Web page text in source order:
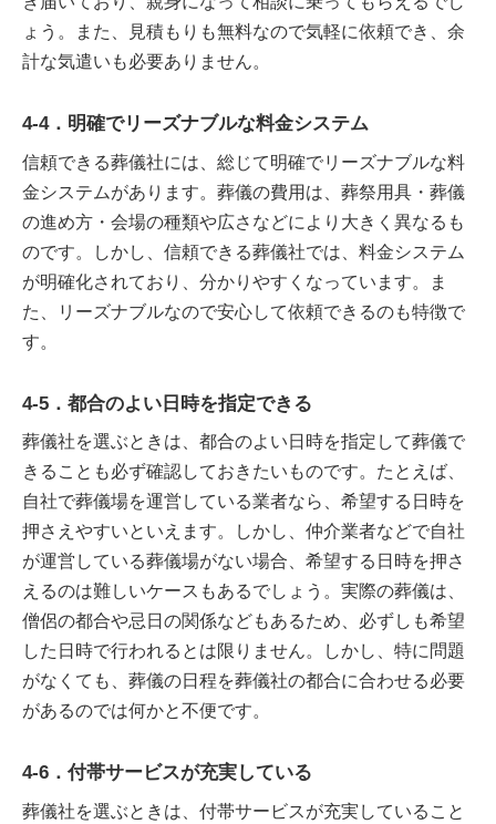
ょう。また、見積もりも無料なので気軽に依頼でき、余
計な気遣いも必要ありません。
4-4．明確でリーズナブルな料金システム
信頼できる葬儀社には、総じて明確でリーズナブルな料
金システムがあります。葬儀の費用は、葬祭用具・葬儀
の進め方・会場の種類や広さなどにより大きく異なるも
のです。しかし、信頼できる葬儀社では、料金システム
が明確化されており、分かりやすくなっています。ま
た、リーズナブルなので安心して依頼できるのも特徴で
す。
4-5．都合のよい日時を指定できる
葬儀社を選ぶときは、都合のよい日時を指定して葬儀で
きることも必ず確認しておきたいものです。たとえば、
自社で葬儀場を運営している業者なら、希望する日時を
押さえやすいといえます。しかし、仲介業者などで自社
が運営している葬儀場がない場合、希望する日時を押さ
えるのは難しいケースもあるでしょう。実際の葬儀は、
僧侶の都合や忌日の関係などもあるため、必ずしも希望
した日時で行われるとは限りません。しかし、特に問題
がなくても、葬儀の日程を葬儀社の都合に合わせる必要
があるのでは何かと不便です。
4-6．付帯サービスが充実している
葬儀社を選ぶときは、付帯サービスが充実していること